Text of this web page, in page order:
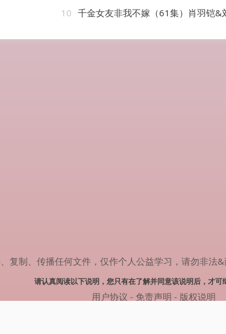
10 千金女友非我不嫁（61集）肖羽铠&
复制、传播任何文件，仅作个人公益学习，请勿非
请认真阅读以下说明，您只有在了解并同意该说明后，才可
用户协议 - 免责声明 - 版权说明